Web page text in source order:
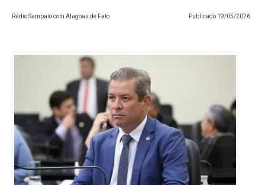
Rádio Sampaio com Alagoas de Fato Publicado 19/05/2026